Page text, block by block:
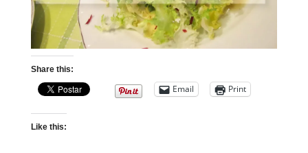
Share this:
Email Print
Like this: